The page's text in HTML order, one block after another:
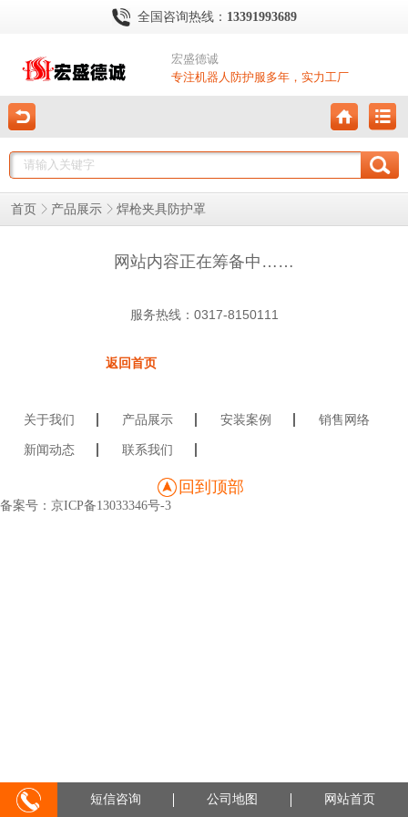
全国咨询热线： 13391993689
宏盛德诚
专注机器人防护服多年，实力工厂
首页 产品展示 焊枪夹具防护罩
网站内容正在筹备中……
服务热线：0317-8150111
返回首页
关于我们 产品展示 安装案例 销售网络
新闻动态 联系我们
回到顶部
备案号： 京ICP备13033346号-3
短信咨询 公司地图 网站首页